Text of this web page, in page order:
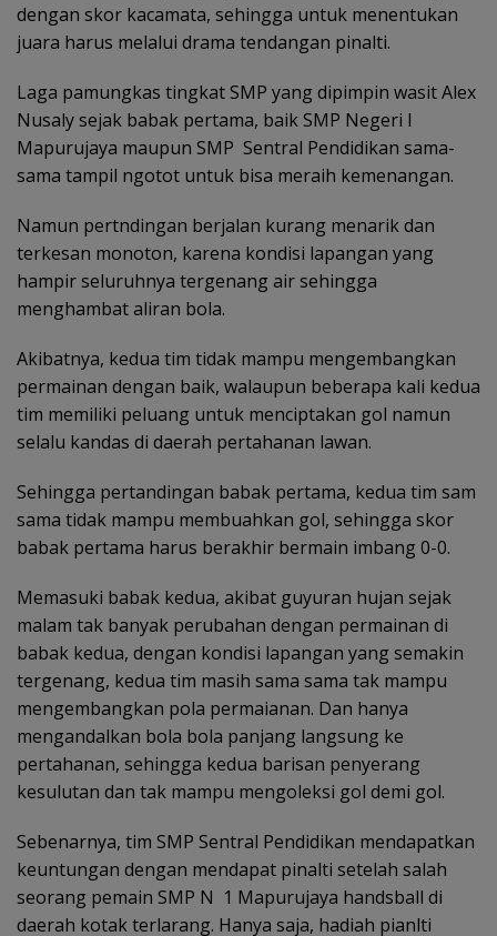
dengan skor kacamata, sehingga untuk menentukan
juara harus melalui drama tendangan pinalti.
Laga pamungkas tingkat SMP yang dipimpin wasit Alex
Nusaly sejak babak pertama, baik SMP Negeri I
Mapurujaya maupun SMP Sentral Pendidikan sama-
sama tampil ngotot untuk bisa meraih kemenangan.
Namun pertndingan berjalan kurang menarik dan
terkesan monoton, karena kondisi lapangan yang
hampir seluruhnya tergenang air sehingga
menghambat aliran bola.
Akibatnya, kedua tim tidak mampu mengembangkan
permainan dengan baik, walaupun beberapa kali kedua
tim memiliki peluang untuk menciptakan gol namun
selalu kandas di daerah pertahanan lawan.
Sehingga pertandingan babak pertama, kedua tim sam
sama tidak mampu membuahkan gol, sehingga skor
babak pertama harus berakhir bermain imbang 0-0.
Memasuki babak kedua, akibat guyuran hujan sejak
malam tak banyak perubahan dengan permainan di
babak kedua, dengan kondisi lapangan yang semakin
tergenang, kedua tim masih sama sama tak mampu
mengembangkan pola permaianan. Dan hanya
mengandalkan bola bola panjang langsung ke
pertahanan, sehingga kedua barisan penyerang
kesulutan dan tak mampu mengoleksi gol demi gol.
Sebenarnya, tim SMP Sentral Pendidikan mendapatkan
keuntungan dengan mendapat pinalti setelah salah
seorang pemain SMP N 1 Mapurujaya handsball di
daerah kotak terlarang. Hanya saja, hadiah pianlti